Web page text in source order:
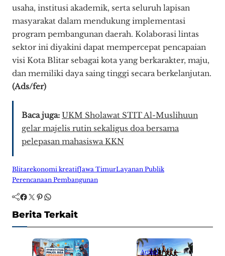
usaha, institusi akademik, serta seluruh lapisan
masyarakat dalam mendukung implementasi
program pembangunan daerah. Kolaborasi lintas
sektor ini diyakini dapat mempercepat pencapaian
visi Kota Blitar sebagai kota yang berkarakter, maju,
dan memiliki daya saing tinggi secara berkelanjutan.
(Ads/fer)
Baca juga: UKM Sholawat STIT Al-Muslihuun
gelar majelis rutin sekaligus doa bersama
pelepasan mahasiswa KKN
Blitarekonomi kreatifJawa TimurLayanan Publik
Perencanaan Pembangunan
Facebook Twitter Pinterest WhatsApp
Berita Terkait
Artikel